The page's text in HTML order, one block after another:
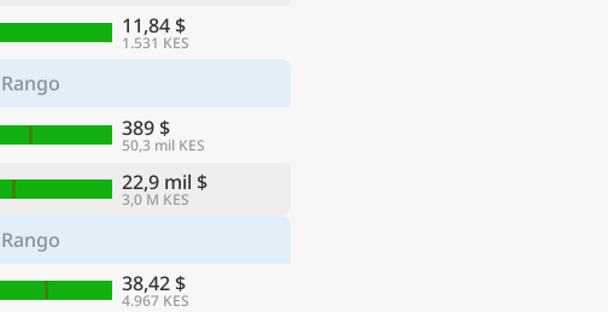
11,84 $
1.531 KES
Rango
389 $
50,3 mil KES
22,9 mil $
3,0 M KES
Rango
38,42 $
4.967 KES